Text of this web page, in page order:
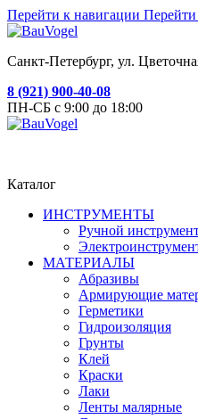
Перейти к навигации
Санкт-Петербург, ул.
8 (921) 900-40-08
ПН-СБ с 9:00 до 18:00
Каталог
ИНСТРУМЕНТЫ
Ручной
МАТЕРИАЛЫ
Абразивы
Армирующие
Герметики
Гидроизоляция
Грунты
Клей
Краски
Лаки
Ленты малярные